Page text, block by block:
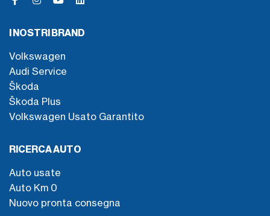
I NOSTRI BRAND
Volkswagen
Audi Service
Škoda
Škoda Plus
Volkswagen Usato Garantito
RICERCA AUTO
Auto usate
Auto Km 0
Nuovo pronta consegna